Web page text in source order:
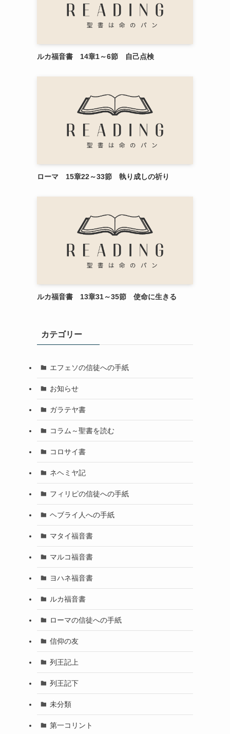
ルカ福音書 14章1～6節 自己点検
ローマ 15章22～33節 執り成しの祈り
ルカ福音書 13章31～35節 使命に生きる
カテゴリー
エフェソの信徒への手紙
お知らせ
ガラテヤ書
コラム～聖書を読む
コロサイ書
ネヘミヤ記
フィリピの信徒への手紙
ヘブライ人への手紙
マタイ福音書
マルコ福音書
ヨハネ福音書
ルカ福音書
ローマの信徒への手紙
信仰の友
列王記上
列王記下
未分類
第一コリント